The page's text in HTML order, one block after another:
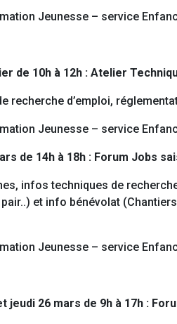
Jeunesse – service
de 10h à 12h : Atelier
recherche d’emploi,
Jeunesse – service
de 14h à 18h : Forum Jobs
infos techniques de
et info bénévolat
Jeunesse – service
jeudi 26 mars de 9h à 17h :